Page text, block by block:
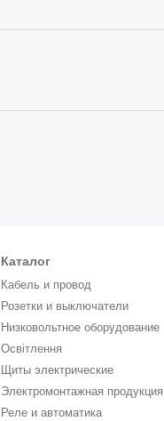
Каталог
Кабель и провод
Розетки и выключатели
Низковольтное оборудование
Освітлення
Щиты электрические
Электромонтажная продукция
Реле и автоматика